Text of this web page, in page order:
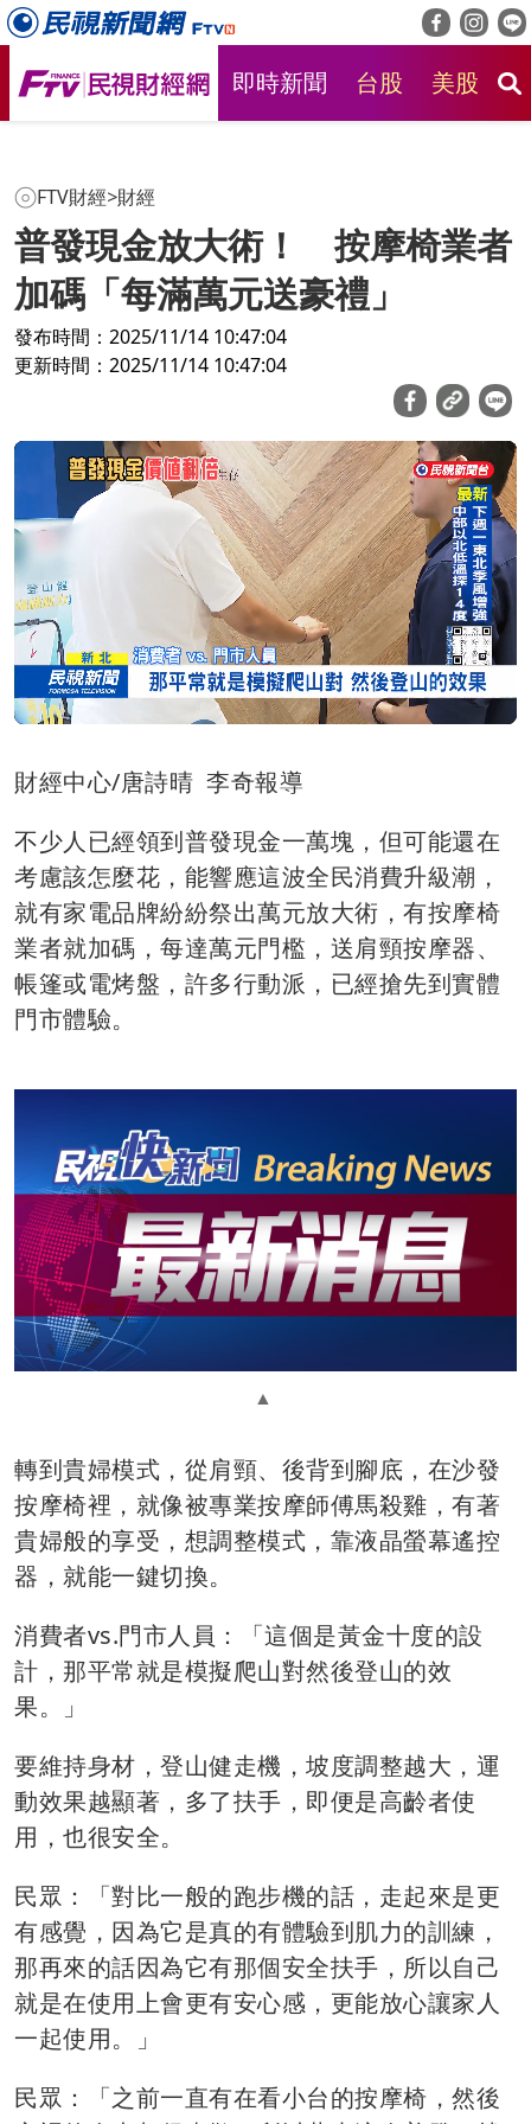
即時新聞 台股 美股
FTV財經>財經
普發現金放大術！ 按摩椅業者
加碼「每滿萬元送豪禮」
發布時間：2025/11/14 10:47:04
更新時間：2025/11/14 10:47:04
財經中心/唐詩晴 李奇報導
不少人已經領到普發現金一萬塊，但可能還在
考慮該怎麼花，能響應這波全民消費升級潮，
就有家電品牌紛紛祭出萬元放大術，有按摩椅
業者就加碼，每達萬元門檻，送肩頸按摩器、
帳篷或電烤盤，許多行動派，已經搶先到實體
門市體驗。
轉到貴婦模式，從肩頸、後背到腳底，在沙發
按摩椅裡，就像被專業按摩師傅馬殺雞，有著
貴婦般的享受，想調整模式，靠液晶螢幕遙控
器，就能一鍵切換。
消費者vs.門市人員：「這個是黃金十度的設
計，那平常就是模擬爬山對然後登山的效
果。」
要維持身材，登山健走機，坡度調整越大，運
動效果越顯著，多了扶手，即便是高齡者使
用，也很安全。
民眾：「對比一般的跑步機的話，走起來是更
有感覺，因為它是真的有體驗到肌力的訓練，
那再來的話因為它有那個安全扶手，所以自己
就是在使用上會更有安心感，更能放心讓家人
一起使用。」
民眾：「之前一直有在看小台的按摩椅，然後